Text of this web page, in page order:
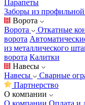
Парапеты
Заборы из
Ворота
Ворота
Откатные
ворота
из металлического
ворота Калитки
Навесы
Навесы
Сварные
Партнерство
О компании
О компании Оплата и